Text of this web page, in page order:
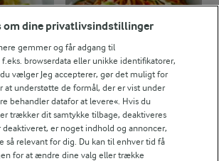
30 MIN
Pasta med cremet
tomatsauce
om dine privatlivsindstillinger
gemmer og får adgang til
browserdata eller unikke identifikatorer,
vælger Jeg accepterer, gør det muligt for
at understøtte de formål, der er vist under
behandler datafor at levere«. Hvis du
trækker dit samtykke tilbage, deaktiveres
deaktiveret, er noget indhold og annoncer,
så relevant for dig. Du kan til enhver tid få
for at ændre dine valg eller trække